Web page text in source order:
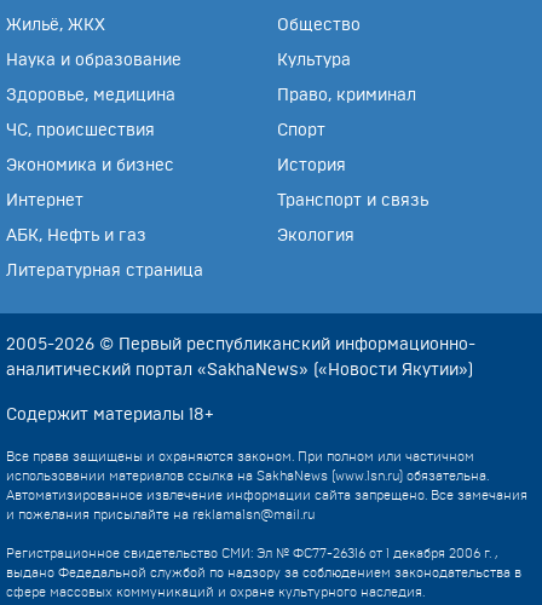
Жильё, ЖКХ Общество
Наука и образование Культура
Здоровье, медицина Право, криминал
ЧС, происшествия Спорт
Экономика и бизнес История
Интернет Транспорт и связь
АБК, Нефть и газ Экология
Литературная страница
2005-2026 © Первый республиканский информационно-
аналитический портал «SakhaNews» («Новости Якутии»)
Содержит материалы 18+
Все права защищены и охраняются законом. При полном или частичном
использовании материалов ссылка на SakhaNews (www.1sn.ru) обязательна.
Автоматизированное извлечение информации сайта запрещено. Все замечания
и пожелания присылайте на reklama1sn@mail.ru
Регистрационное свидетельство СМИ: Эл № ФС77-26316 от 1 декабря 2006 г. ,
выдано Федедальной службой по надзору за соблюдением законодательства в
сфере массовых коммуникаций и охране культурного наследия.